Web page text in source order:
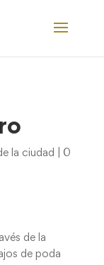
la ciudad
0
de la
de poda